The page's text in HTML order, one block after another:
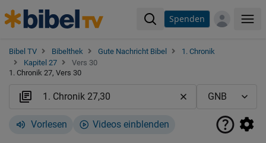
Spenden
Bibel TV Bibelthek Gute Nachricht Bibel
1. Chronik
Kapitel 27
Vers 30
1. Chronik 27, Vers 30
Vorlesen Videos einblenden